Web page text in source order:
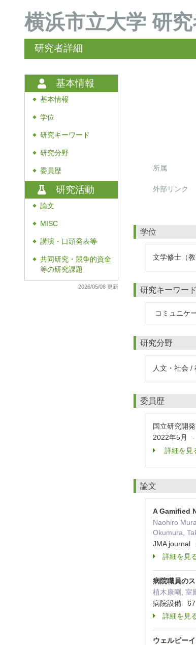
横浜市立大学 研
研究者詳細
基本情報
◆ 基本情報
◆ 学位
◆ 研究キーワード
◆ 研究分野
◆ 委員歴
研究活動
◆ 論文
◆ MISC
◆ 講演・口頭発表等
◆
共同研究・競争的資金
等の研究課題
2026/05/08 更新
所属
外部リンク
学位
文学修士（教
研究キーワード
コミュニケ
研究分野
人文・社会 /
委員歴
国立研究開
2022年5月
-
詳細を見
論文
A Gamified
Naohiro
Okumura,
JMA
詳細を見
病院職員の
植木康剛, 室
病院設備
詳細を見
ウェルビー